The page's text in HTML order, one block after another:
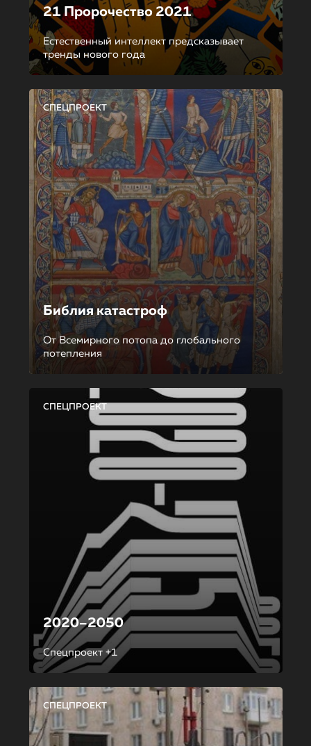
21 Пророчество 2021
Естественный интеллект предсказывает
тренды нового года
СПЕЦПРОЕКТ
Библия катастроф
От Всемирного потопа до глобального
потепления
СПЕЦПРОЕКТ
2020–2050
Спецпроект +1
СПЕЦПРОЕКТ